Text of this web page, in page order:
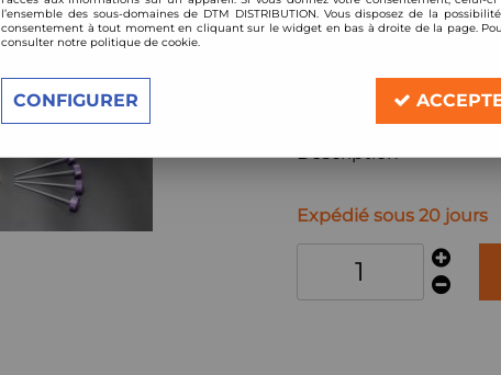
kit amortisseurs combinés
année à partir de 2019
Description
Expédié sous 20 jours
l’ensemble des sous-domaines de DTM DISTRIBUTION. Vous disposez de la
consentement à tout moment en cliquant sur le widget en bas à droite de la page.
consulter notre politique de cookie.
CONFIGURER